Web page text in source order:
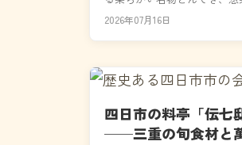
を自分で選ぶ楽しみ方まで詳
2026年07月16日
四日市の料亭「伝七
──三重の旬食材と